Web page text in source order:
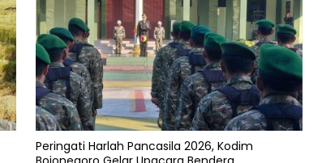
Peringati Harlah Pancasila 2026, Kodim